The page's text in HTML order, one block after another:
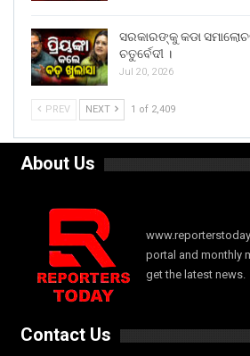
ସରକାରଙ୍କୁ କଡା
ଚତୁର୍ବେଦୀ ।
Jul 20, 2026
PREV NEXT 1 of 2,409
About Us
portal and monthly
get the latest news.
Contact Us